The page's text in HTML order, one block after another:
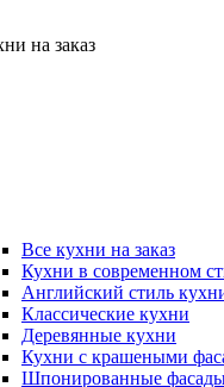
на заказ
Все кухни на заказ
Кухни в современном
Английский стиль
Классические кухни
Деревянные кухни
Кухни с крашеными
Шпонированные